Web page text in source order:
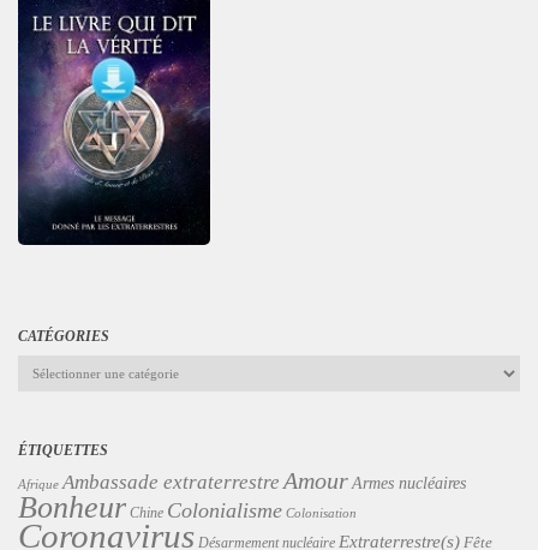
CATÉGORIES
Catégories
ÉTIQUETTES
Afrique Ambassade extraterrestre Amour Armes nucléaires
Bonheur Chine Colonialisme Colonisation
Coronavirus Désarmement nucléaire Extraterrestre(s) Fête